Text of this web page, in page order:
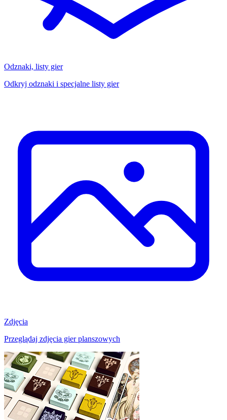
Odznaki, listy gier
Odkryj odznaki i specjalne listy gier
Zdjęcia
Przeglądaj zdjęcia gier planszowych